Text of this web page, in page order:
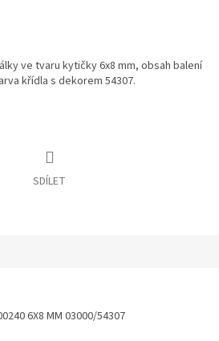
ve tvaru kytičky 6x8 mm, obsah balení
křídla s dekorem 54307.
SDÍLET
6X8 MM 03000/54307